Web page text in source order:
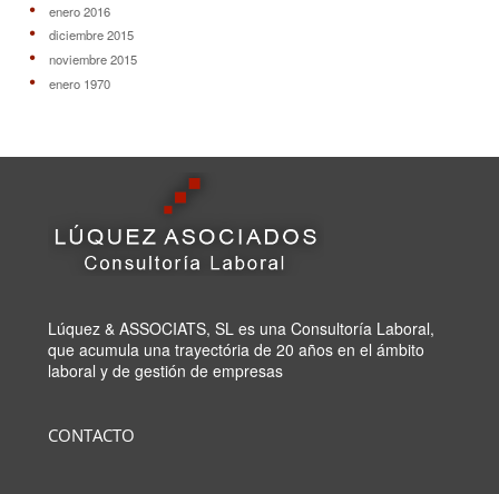
enero 2016
diciembre 2015
noviembre 2015
enero 1970
Lúquez & ASSOCIATS, SL es una Consultoría Laboral,
que acumula una trayectória de 20 años en el ámbito
laboral y de gestión de empresas
CONTACTO